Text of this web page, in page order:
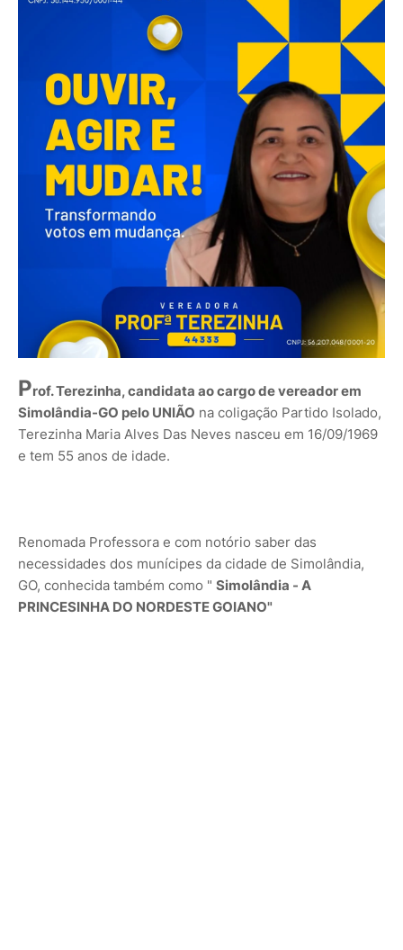
Prof. Terezinha, candidata ao cargo de vereador em
Simolândia-GO pelo UNIÃO na coligação Partido Isolado,
Terezinha Maria Alves Das Neves nasceu em 16/09/1969
e tem 55 anos de idade.
Renomada Professora e com notório saber das
necessidades dos munícipes da cidade de Simolândia,
GO, conhecida também como " Simolândia - A
PRINCESINHA DO NORDESTE GOIANO"